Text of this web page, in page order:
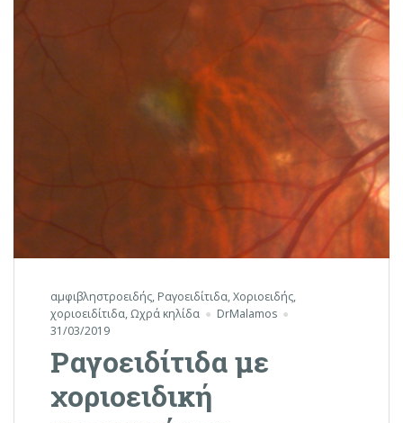
αμφιβληστροειδής, Ραγοειδίτιδα,Χοριοειδής,
χοριοειδίτιδα,Ωχρά κηλίδα
DrMalamos
31/03/2019
Ραγοειδίτιδα με
χοριοειδική